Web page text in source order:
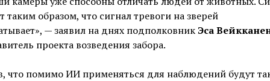
таким образом, что сигнал тревоги на зверей
— заявил на днях подполковникЭса
проекта возведения забора.
что помимо ИИ применяться для наблюдений будут